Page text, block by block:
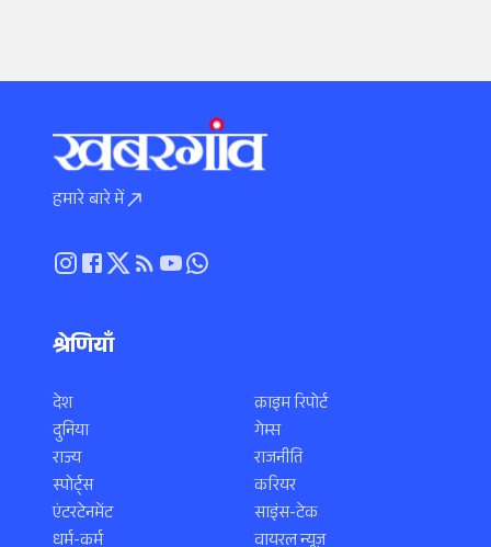
हमारे बारे में
श्रेणियाँ
देश
दुनिया
राज्य
स्पोर्ट्स
एंटरटेनमेंट
क्राइम रिपोर्ट
गेम्स
राजनीति
करियर
साइंस-टेक